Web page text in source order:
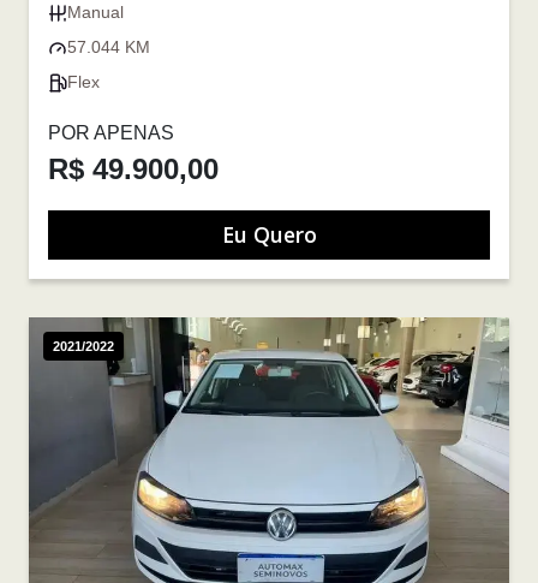
Manual
57.044 KM
Flex
POR APENAS
R$ 49.900,00
Eu Quero
2021/2022